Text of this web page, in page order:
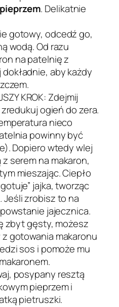
. Delikatnie
gotowy, odcedź go,
wodą. Od razu
na patelnię z
aby każdy
KROK: Zdejmij
ogień do zera.
nieco
powinny być
Dopiero wtedy wlej
serem na makaron,
mieszając. Ciepło
jajka, tworząc
. Jeśli zrobisz to na
jajecznica.
zbyt gęsty, możesz
gotowania makaronu
sos i pomoże mu
posypany resztą
pieprzem i
pietruszki.